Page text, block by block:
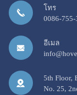
โทร
0086-
อีเมล
5th Floor,
No. 25,